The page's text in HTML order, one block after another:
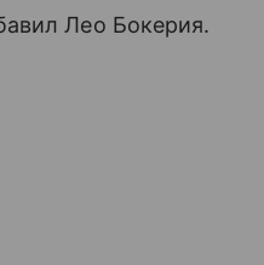
Лео Бокерия.